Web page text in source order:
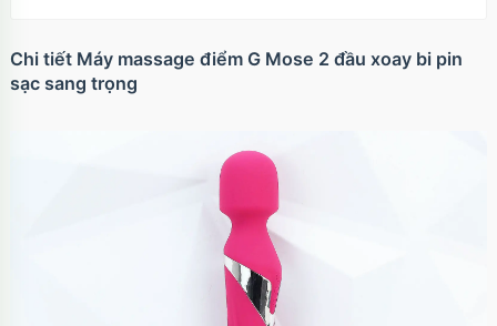
Chi tiết Máy massage điểm G Mose 2 đầu xoay bi pin
sạc sang trọng